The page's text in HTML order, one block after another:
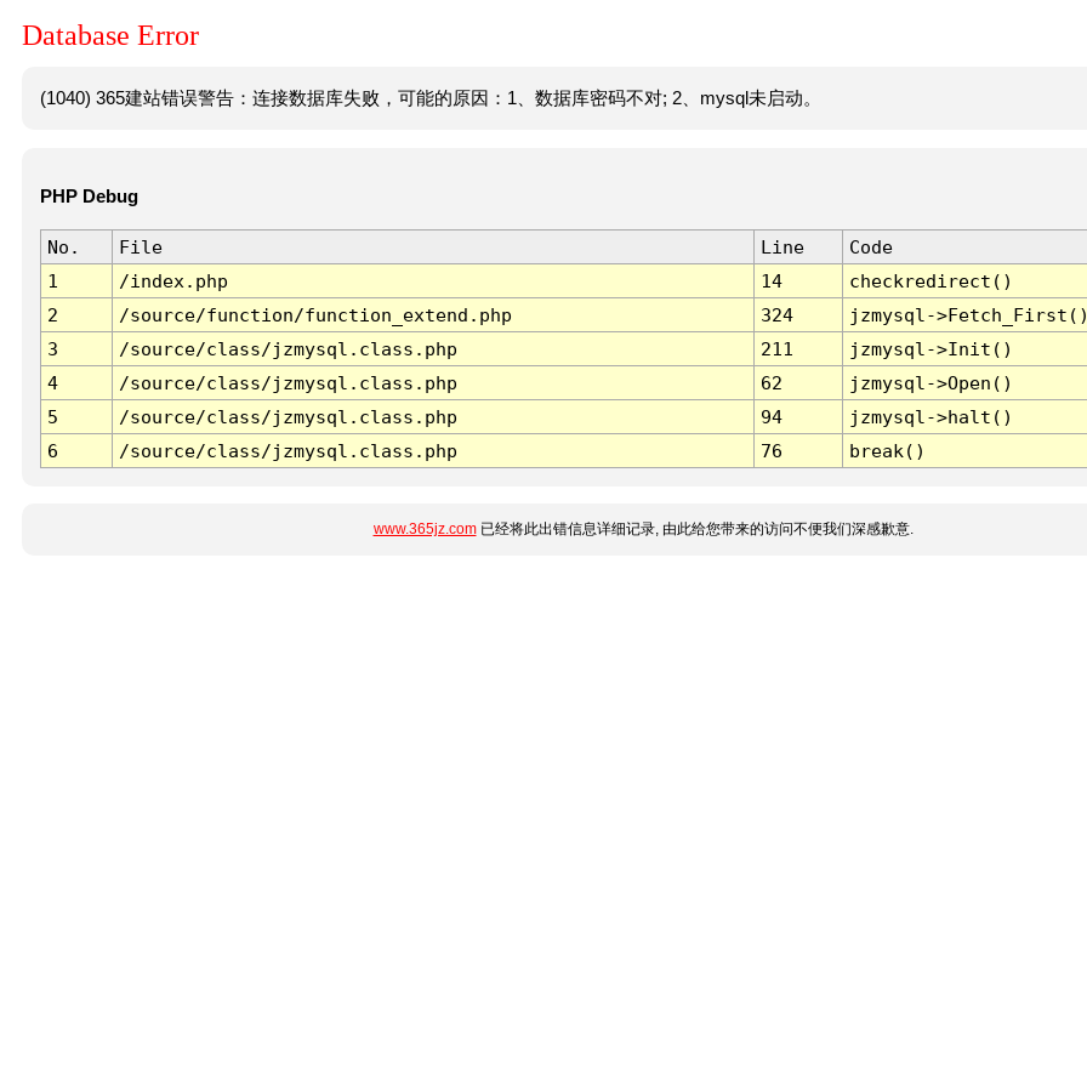
Database Error
(1040) 365建站错误警告：连接数据库失败，可能的原因：1、数据库密码不对; 2、mysql未启动。
PHP Debug
No. File Line
Code
1
/index.php 14
checkredirect()
2
/source/function/function_extend.php 324
jzmysql-
3
/source/class/jzmysql.class.php 211
jzmysql->Init()
4
/source/class/jzmysql.class.php 62
jzmysql->Open()
5
/source/class/jzmysql.class.php 94
jzmysql->halt()
6
/source/class/jzmysql.class.php 76 break()
www.365jz.com已经将此出错信息详细记录, 由此给您带来的访问不便我们深感歉意.